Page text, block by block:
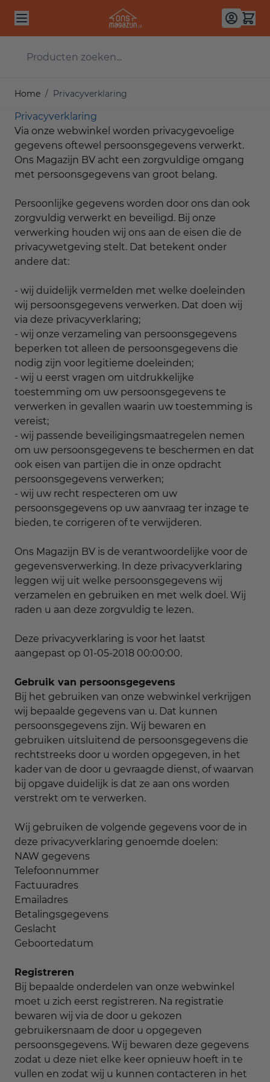
Producten zoeken...
Home / Privacyverklaring
Privacyverklaring
Via onze webwinkel worden privacygevoelige
gegevens oftewel persoonsgegevens verwerkt.
Ons Magazijn BV acht een zorgvuldige omgang
met persoonsgegevens van groot belang.
Persoonlijke gegevens worden door ons dan ook
zorgvuldig verwerkt en beveiligd. Bij onze
verwerking houden wij ons aan de eisen die de
privacywetgeving stelt. Dat betekent onder
andere dat:
- wij duidelijk vermelden met welke doeleinden
wij persoonsgegevens verwerken. Dat doen wij
via deze privacyverklaring;
- wij onze verzameling van persoonsgegevens
beperken tot alleen de persoonsgegevens die
nodig zijn voor legitieme doeleinden;
- wij u eerst vragen om uitdrukkelijke
toestemming om uw persoonsgegevens te
verwerken in gevallen waarin uw toestemming is
vereist;
- wij passende beveiligingsmaatregelen nemen
om uw persoonsgegevens te beschermen en dat
ook eisen van partijen die in onze opdracht
persoonsgegevens verwerken;
- wij uw recht respecteren om uw
persoonsgegevens op uw aanvraag ter inzage te
bieden, te corrigeren of te verwijderen.
Ons Magazijn BV is de verantwoordelijke voor de
gegevensverwerking. In deze privacyverklaring
leggen wij uit welke persoonsgegevens wij
verzamelen en gebruiken en met welk doel. Wij
raden u aan deze zorgvuldig te lezen.
Deze privacyverklaring is voor het laatst
aangepast op 01-05-2018 00:00:00.
Gebruik van persoonsgegevens
Bij het gebruiken van onze webwinkel verkrijgen
wij bepaalde gegevens van u. Dat kunnen
persoonsgegevens zijn. Wij bewaren en
gebruiken uitsluitend de persoonsgegevens die
rechtstreeks door u worden opgegeven, in het
kader van de door u gevraagde dienst, of waarvan
bij opgave duidelijk is dat ze aan ons worden
verstrekt om te verwerken.
Wij gebruiken de volgende gegevens voor de in
deze privacyverklaring genoemde doelen:
NAW gegevens
Telefoonnummer
Factuuradres
Emailadres
Betalingsgegevens
Geslacht
Geboortedatum
Registreren
Bij bepaalde onderdelen van onze webwinkel
moet u zich eerst registreren. Na registratie
bewaren wij via de door u gekozen
gebruikersnaam de door u opgegeven
persoonsgegevens. Wij bewaren deze gegevens
zodat u deze niet elke keer opnieuw hoeft in te
vullen en zodat wij u kunnen contacteren in het